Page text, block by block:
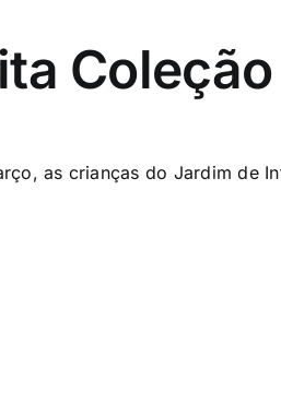
as crianças do Jardim de